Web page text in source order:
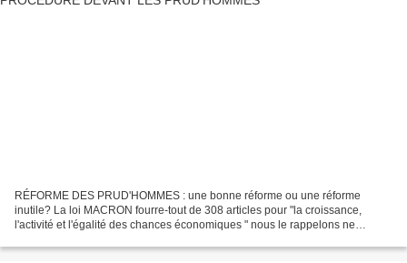
RÉFORME DES PRUD'HOMMES : une bonne réforme ou une réforme
inutile? La loi MACRON fourre-tout de 308 articles pour "la croissance,
l'activité et l'égalité des chances économiques " nous le rappelons ne